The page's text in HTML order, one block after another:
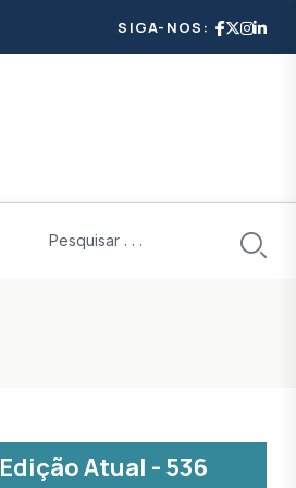
SIGA-NOS:
Edição Atual - 536